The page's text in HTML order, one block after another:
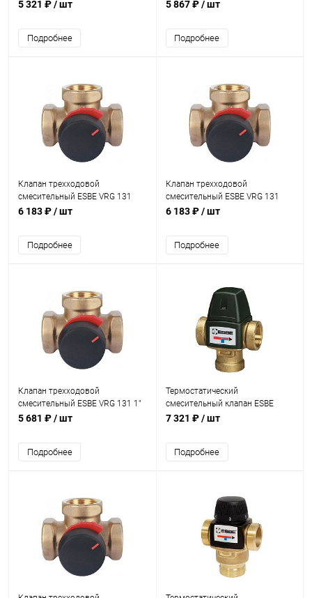
3/4" KVS 4,0
5 321 ₽/ шт
Подробнее
3/4" KVS 2,5
5 867 ₽/ шт
Подробнее
Клапан трехходовой
смесительный ESBE VRG 131
1/2" KVS 0,4
6 183 ₽/ шт
Подробнее
Клапан трехходовой
смесительный ESBE VRG 131
1/2" KVS 2,5
6 183 ₽/ шт
Подробнее
Клапан трехходовой
смесительный ESBE VRG 131 1"
KVS 6,3
5 681 ₽/ шт
Подробнее
Термостатический
смесительный клапан ESBE
VTA321 20-43°C 3/4" KVS 1,6
7 321 ₽/ шт
Подробнее